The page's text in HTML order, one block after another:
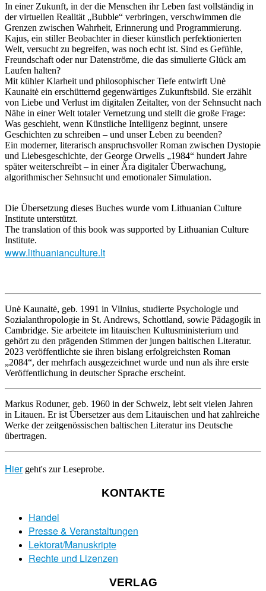
In einer Zukunft, in der die Menschen ihr Leben fast vollständig in
der virtuellen Realität „Bubble“ verbringen, verschwimmen die
Grenzen zwischen Wahrheit, Erinnerung und Programmierung.
Kajus, ein stiller Beobachter in dieser künstlich perfektionierten
Welt, versucht zu begreifen, was noch echt ist. Sind es Gefühle,
Freundschaft oder nur Datenströme, die das simulierte Glück am
Laufen halten?
Mit kühler Klarheit und philosophischer Tiefe entwirft Unė
Kaunaitė ein erschütternd gegenwärtiges Zukunftsbild. Sie erzählt
von Liebe und Verlust im digitalen Zeitalter, von der Sehnsucht nach
Nähe in einer Welt totaler Vernetzung und stellt die große Frage:
Was geschieht, wenn Künstliche Intelligenz beginnt, unsere
Geschichten zu schreiben – und unser Leben zu beenden?
Ein moderner, literarisch anspruchsvoller Roman zwischen Dystopie
und Liebesgeschichte, der George Orwells „1984“ hundert Jahre
später weiterschreibt – in einer Ära digitaler Überwachung,
algorithmischer Sehnsucht und emotionaler Simulation.
Die Übersetzung dieses Buches wurde vom Lithuanian Culture
Institute unterstützt.
The translation of this book was supported by Lithuanian Culture
Institute.
www.lithuanianculture.lt
Unė Kaunaitė, geb. 1991 in Vilnius, studierte Psychologie und
Sozialanthropologie in St. Andrews, Schottland, sowie Pädagogik in
Cambridge. Sie arbeitete im litauischen Kultusministerium und
gehört zu den prägenden Stimmen der jungen baltischen Literatur.
2023 veröffentlichte sie ihren bislang erfolgreichsten Roman
„2084“, der mehrfach ausgezeichnet wurde und nun als ihre erste
Veröffentlichung in deutscher Sprache erscheint.
Markus Roduner, geb. 1960 in der Schweiz, lebt seit vielen Jahren
in Litauen. Er ist Übersetzer aus dem Litauischen und hat zahlreiche
Werke der zeitgenössischen baltischen Literatur ins Deutsche
übertragen.
Hiergeht's zur Leseprobe.
KONTAKTE
Handel
Presse & Veranstaltungen
Lektorat/Manuskripte
Rechte und Lizenzen
VERLAG